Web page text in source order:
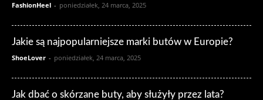
FashionHeel - poniedziałek, 24 marca, 2025
Jakie są najpopularniejsze marki butów w Europie?
ShoeLover - poniedziałek, 24 marca, 2025
Jak dbać o skórzane buty, aby służyły przez lata?